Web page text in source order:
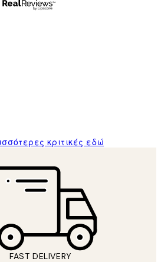
κριτικές εδώ
FAST DELIVERY